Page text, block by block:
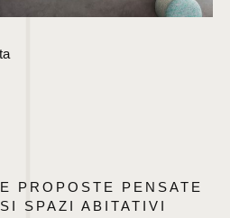
PROPOSTE PENSATE
SPAZI ABITATIVI